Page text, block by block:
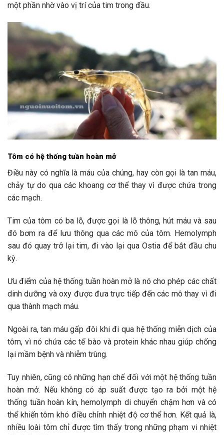
một phần nhờ vào vị trí của tim trong đầu.
Tôm có hệ thống tuần hoàn mở
Điều này có nghĩa là máu của chúng, hay còn gọi là tan máu,
chảy tự do qua các khoang cơ thể thay vì được chứa trong
các mạch.
Tim của tôm có ba lỗ, được gọi là lỗ thông, hút máu và sau
đó bơm ra để lưu thông qua các mô của tôm. Hemolymph
sau đó quay trở lại tim, đi vào lại qua Ostia để bắt đầu chu
kỳ.
Ưu điểm của hệ thống tuần hoàn mở là nó cho phép các chất
dinh dưỡng và oxy được đưa trực tiếp đến các mô thay vì đi
qua thành mạch máu.
Ngoài ra, tan máu gấp đôi khi đi qua hệ thống miễn dịch của
tôm, vì nó chứa các tế bào và protein khác nhau giúp chống
lại mầm bệnh và nhiễm trùng.
Tuy nhiên, cũng có những hạn chế đối với một hệ thống tuần
hoàn mở. Nếu không có áp suất được tạo ra bởi một hệ
thống tuần hoàn kín, hemolymph di chuyển chậm hơn và có
thể khiến tôm khó điều chỉnh nhiệt độ cơ thể hơn. Kết quả là,
nhiều loài tôm chỉ được tìm thấy trong những phạm vi nhiệt